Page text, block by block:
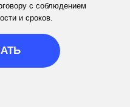
с соблюдением
и сроков.